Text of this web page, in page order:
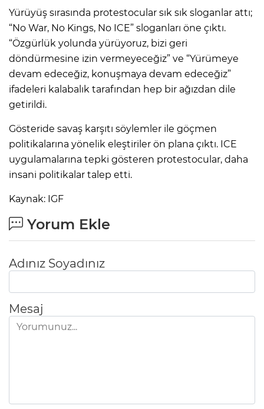
Yürüyüş sırasında protestocular sık sık sloganlar attı;
“No War, No Kings, No ICE” sloganları öne çıktı.
“Özgürlük yolunda yürüyoruz, bizi geri
döndürmesine izin vermeyeceğiz” ve “Yürümeye
devam edeceğiz, konuşmaya devam edeceğiz”
ifadeleri kalabalık tarafından hep bir ağızdan dile
getirildi.
Gösteride savaş karşıtı söylemler ile göçmen
politikalarına yönelik eleştiriler ön plana çıktı. ICE
uygulamalarına tepki gösteren protestocular, daha
insani politikalar talep etti.
Kaynak: IGF
Yorum Ekle
Adınız Soyadınız
Mesaj